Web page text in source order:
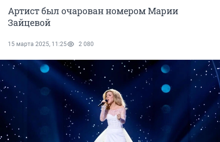
Артист был очарован номером Марии
Зайцевой
15 марта 2025, 11:25 2 080